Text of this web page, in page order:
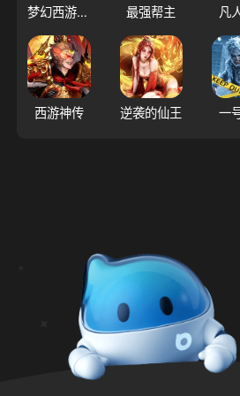
梦幻西游（大陆服） 最强帮主 凡
西游神传 逆袭的仙王 一